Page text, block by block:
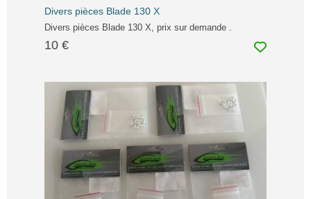
Divers pièces Blade 130 X
Divers pièces Blade 130 X, prix sur demande .
10 €